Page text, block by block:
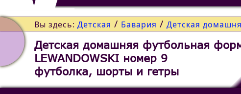
Распродажа
Контакты
Вы здесь: Детская / Бавария / Детская
Детская домашняя футбольная
LEWANDOWSKI номер 9
футболка, шорты и гетры